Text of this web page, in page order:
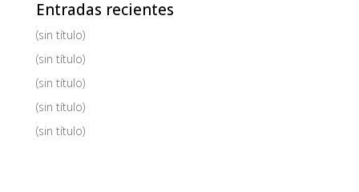
Entradas recientes
(sin título)
(sin título)
(sin título)
(sin título)
(sin título)